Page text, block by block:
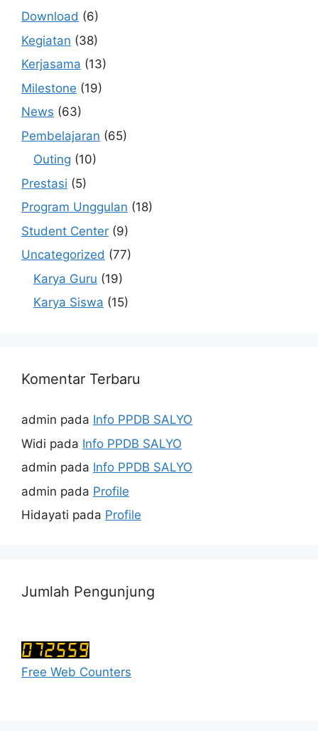
Download (6)
Kegiatan (38)
Kerjasama (13)
Milestone (19)
News (63)
Pembelajaran (65)
Outing (10)
Prestasi (5)
Program Unggulan (18)
Student Center (9)
Uncategorized (77)
Karya Guru (19)
Karya Siswa (15)
Komentar Terbaru
admin pada Info PPDB SALYO
Widi pada Info PPDB SALYO
admin pada Info PPDB SALYO
admin pada Profile
Hidayati pada Profile
Jumlah Pengunjung
Free Web Counters